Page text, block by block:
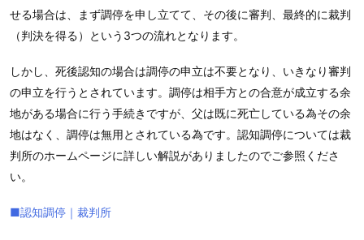
せる場合は、まず調停を申し立てて、その後に審判、最終的に裁判
（判決を得る）という3つの流れとなります。
しかし、死後認知の場合は調停の申立は不要となり、いきなり審判
の申立を行うとされています。調停は相手方との合意が成立する余
地がある場合に行う手続きですが、父は既に死亡している為その余
地はなく、調停は無用とされている為です。認知調停については裁
判所のホームページに詳しい解説がありましたのでご参照くださ
い。
■認知調停｜裁判所